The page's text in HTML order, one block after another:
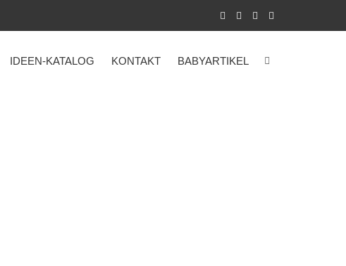
IDEEN-KATALOG KONTAKT BABYARTIKEL